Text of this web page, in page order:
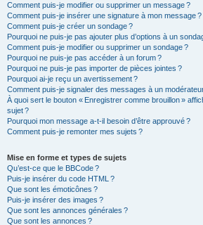
Comment puis-je modifier ou supprimer un message ?
Comment puis-je insérer une signature à mon message ?
Comment puis-je créer un sondage ?
Pourquoi ne puis-je pas ajouter plus d’options à un
Comment puis-je modifier ou supprimer un sondage ?
Pourquoi ne puis-je pas accéder à un forum ?
Pourquoi ne puis-je pas importer de pièces jointes ?
Pourquoi ai-je reçu un avertissement ?
Comment puis-je signaler des messages à un
À quoi sert le bouton « Enregistrer comme brouillon »
sujet ?
Pourquoi mon message a-t-il besoin d’être approuvé ?
Comment puis-je remonter mes sujets ?
Mise en forme et types de sujets
Qu’est-ce que le BBCode ?
Puis-je insérer du code HTML ?
Que sont les émoticônes ?
Puis-je insérer des images ?
Que sont les annonces générales ?
Que sont les annonces ?